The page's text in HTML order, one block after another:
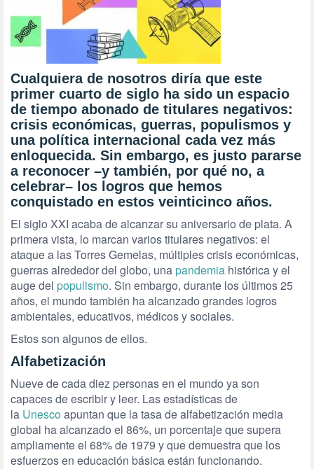
Cualquiera de nosotros diría que este
primer cuarto de siglo ha sido un espacio
de tiempo abonado de titulares negativos:
crisis económicas, guerras, populismos y
una política internacional cada vez más
enloquecida. Sin embargo, es justo pararse
a reconocer –y también, por qué no, a
celebrar– los logros que hemos
conquistado en estos veinticinco años.
El siglo XXI acaba de alcanzar su aniversario de plata. A
primera vista, lo marcan varios titulares negativos: el
ataque a las Torres Gemelas, múltiples crisis económicas,
guerras alrededor del globo, unapandemia histórica y el
auge del populismo. Sin embargo, durante los últimos 25
años, el mundo también ha alcanzado grandes logros
ambientales, educativos, médicos y sociales.
Estos son algunos de ellos.
Alfabetización
Nueve de cada diez personas en el mundo ya son
capaces de escribir y leer. Las estadísticas de
la Unescoapuntan que la tasa de alfabetización media
global ha alcanzado el 86%, un porcentaje que supera
ampliamente el 68% de 1979 y que demuestra que los
esfuerzos en educación básica están funcionando.